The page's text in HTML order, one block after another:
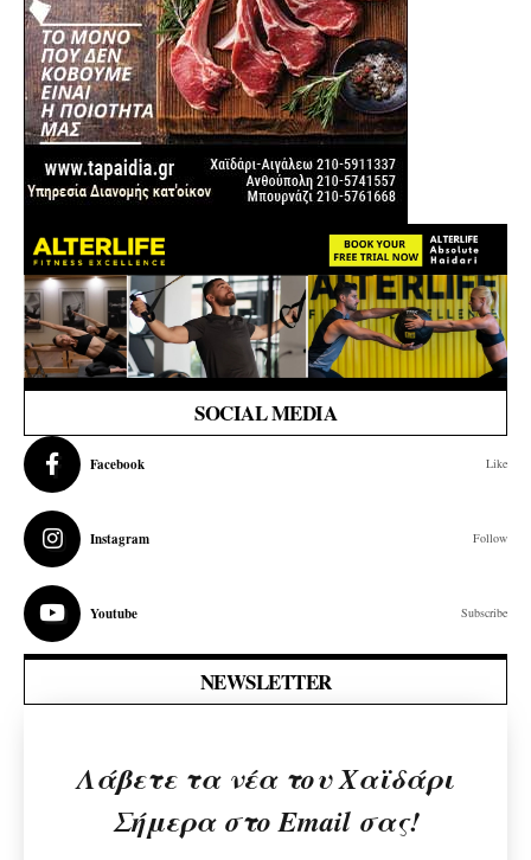
SOCIAL MEDIA
Facebook Like
Instagram Follow
Youtube Subscribe
NEWSLETTER
Λάβετε τα νέα του Χαϊδάρι
Σήμερα στο Email σας!